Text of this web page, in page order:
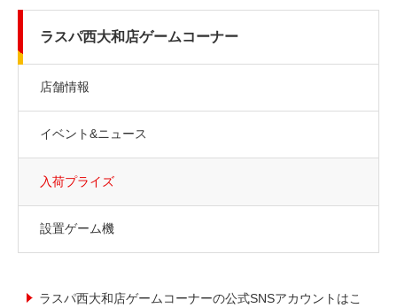
ラスパ西大和店ゲームコーナー
店舗情報
イベント&ニュース
入荷プライズ
設置ゲーム機
ラスパ西大和店ゲームコーナーの公式SNSアカウントはこ